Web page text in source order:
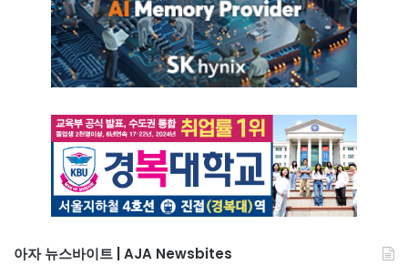
아자 뉴스바이트 | AJA Newsbites